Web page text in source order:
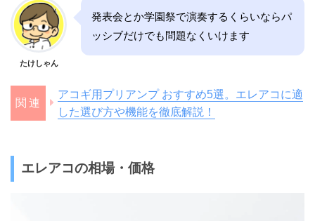
たけしゃん
発表会とか学園祭で演奏するくらいならパ
ッシブだけでも問題なくいけます
アコギ用プリアンプ おすすめ5選。エレアコに適
した選び方や機能を徹底解説！
エレアコの相場・価格